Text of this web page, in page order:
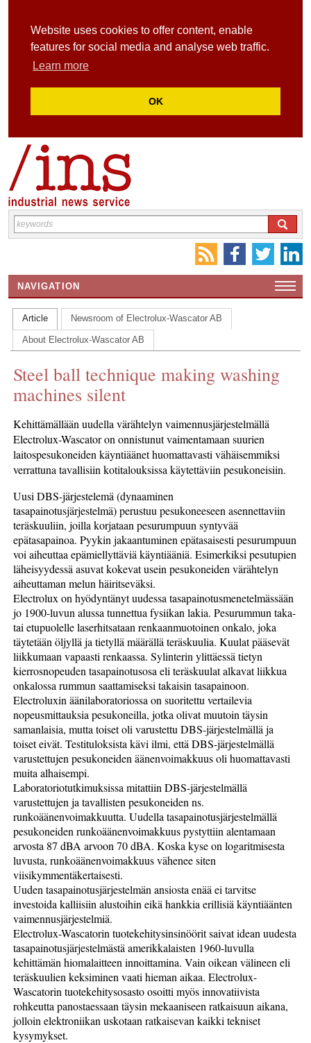
Website uses cookies to offer content, enable
features for social media and analyse web traffic.
Learn more
OK
NAVIGATION
HOME
CONTACT US
INS MAIN WEBSITE
ABOUT US
Article Newsroom of Electrolux-Wascator AB
About Electrolux-Wascator AB
Steel ball technique making washing
machines silent
Kehittämällään uudella värähtelyn vaimennusjärjestelmällä
Electrolux-Wascator on onnistunut vaimentamaan suurien
laitospesukoneiden käyntiäänet huomattavasti vähäisemmiksi
verrattuna tavallisiin kotitalouksissa käytettäviin pesukoneisiin.
Uusi DBS-järjestelemä (dynaaminen
tasapainotusjärjestelmä) perustuu pesukoneeseen asennettaviin
teräskuuliin, joilla korjataan pesurumpuun syntyvää
epätasapainoa. Pyykin jakaantuminen epätasaisesti pesurumpuun
voi aiheuttaa epämiellyttäviä käyntiääniä. Esimerkiksi pesutupien
läheisyydessä asuvat kokevat usein pesukoneiden värähtelyn
aiheuttaman melun häiritseväksi.
Electrolux on hyödyntänyt uudessa tasapainotusmenetelmässään
jo 1900-luvun alussa tunnettua fysiikan lakia. Pesurummun taka-
tai etupuolelle laserhitsataan renkaanmuotoinen onkalo, joka
täytetään öljyllä ja tietyllä määrällä teräskuulia. Kuulat pääsevät
liikkumaan vapaasti renkaassa. Sylinterin ylittäessä tietyn
kierrosnopeuden tasapainotusosa eli teräskuulat alkavat liikkua
onkalossa rummun saattamiseksi takaisin tasapainoon.
Electroluxin äänilaboratoriossa on suoritettu vertailevia
nopeusmittauksia pesukoneilla, jotka olivat muutoin täysin
samanlaisia, mutta toiset oli varustettu DBS-järjestelmällä ja
toiset eivät. Testituloksista kävi ilmi, että DBS-järjestelmällä
varustettujen pesukoneiden äänenvoimakkuus oli huomattavasti
muita alhaisempi.
Laboratoriotutkimuksissa mitattiin DBS-järjestelmällä
varustettujen ja tavallisten pesukoneiden ns.
runkoäänenvoimakkuutta. Uudella tasapainotusjärjestelmällä
pesukoneiden runkoäänenvoimakkuus pystyttiin alentamaan
arvosta 87 dBA arvoon 70 dBA. Koska kyse on logaritmisesta
luvusta, runkoäänenvoimakkuus vähenee siten
viisikymmentäkertaisesti.
Uuden tasapainotusjärjestelmän ansiosta enää ei tarvitse
investoida kalliisiin alustoihin eikä hankkia erillisiä käyntiäänten
vaimennusjärjestelmiä.
Electrolux-Wascatorin tuotekehitysinsinöörit saivat idean uudesta
tasapainotusjärjestelmästä amerikkalaisten 1960-luvulla
kehittämän hiomalaitteen innoittamina. Vain oikean välineen eli
teräskuulien keksiminen vaati hieman aikaa. Electrolux-
Wascatorin tuotekehitysosasto osoitti myös innovatiivista
rohkeutta panostaessaan täysin mekaaniseen ratkaisuun aikana,
jolloin elektroniikan uskotaan ratkaisevan kaikki tekniset
kysymykset.